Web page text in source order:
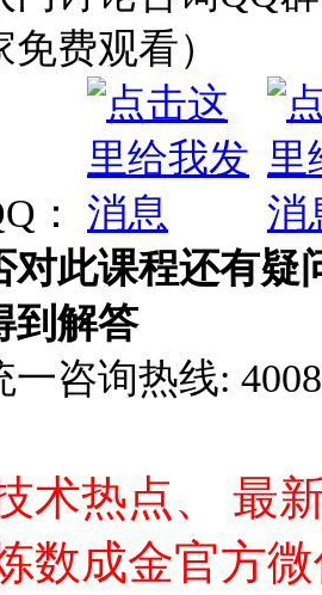
对此课程还有
到解答
一咨询热线:
术热点、 最
数成金官方
！欢迎关注！
，不容错过